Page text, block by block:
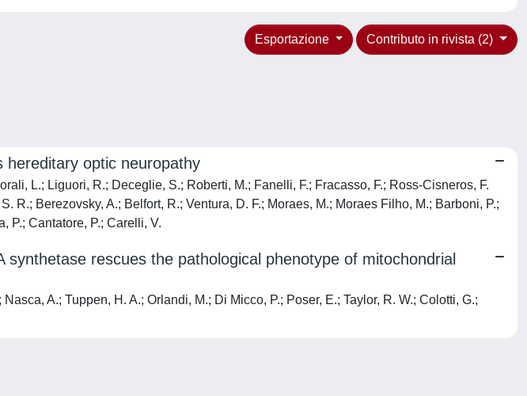
Contributo in rivista (2)
Esportazione
hereditary optic neuropathy
L.; Liguori, R.; Deceglie, S.; Roberti, M.; Fanelli, F.; Fracasso, F.; Ross-Cisneros, F.
R.; Berezovsky, A.; Belfort, R.; Ventura, D. F.; Moraes, M.; Moraes Filho, M.; Barboni, P.;
P.; Cantatore, P.; Carelli, V.
rescues the pathological phenotype of mitochondrial
A.; Tuppen, H. A.; Orlandi, M.; Di Micco, P.; Poser, E.; Taylor, R. W.; Colotti, G.;